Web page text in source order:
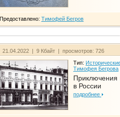
Предоставлено: Тимофей Бегров
21.04.2022 | 9 Кбайт | просмотров: 726
Тип:
Тимофея Бегрова
Приключения
в России
подробнее